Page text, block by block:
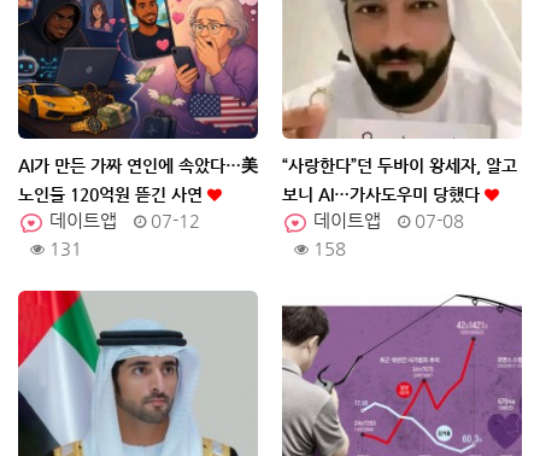
AI가 만든 가짜 연인에 속았다…美
노인들 120억원 뜯긴 사연
데이트앱
07-12
131
“사랑한다”던 두바이 왕세자, 알고
보니 AI…가사도우미 당했다
데이트앱
07-08
158